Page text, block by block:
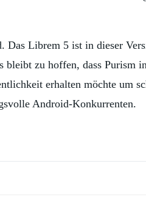
Das Librem 5 ist in dieser
bleibt zu hoffen, dass Purism
erhalten möchte um
Android-Konkurrenten.